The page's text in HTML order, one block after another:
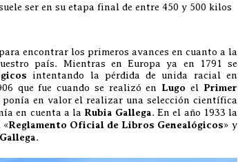
ser en su etapa final de entre 450 y 500 kilos
encontrar los primeros avances en cuanto a la
país. Mientras en Europa ya en 1791 se
intentando la pérdida de unida racial en
que fue cuando se realizó en Lugo el Primer
ponía en valor el realizar una selección científica
en cuenta a la Rubia Gallega. En el año 1933 la
«Reglamento Oficial de Libros Genealógicos» y
.